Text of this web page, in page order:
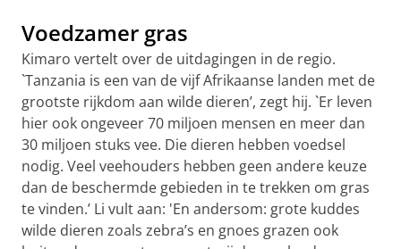
Voedzamer gras
Kimaro vertelt over de uitdagingen in de regio.
`Tanzania is een van de vijf Afrikaanse landen met de
grootste rijkdom aan wilde dieren’, zegt hij. `Er leven
hier ook ongeveer 70 miljoen mensen en meer dan
30 miljoen stuks vee. Die dieren hebben voedsel
nodig. Veel veehouders hebben geen andere keuze
dan de beschermde gebieden in te trekken om gras
te vinden.’ Li vult aan: 'En andersom: grote kuddes
wilde dieren zoals zebra’s en gnoes grazen ook